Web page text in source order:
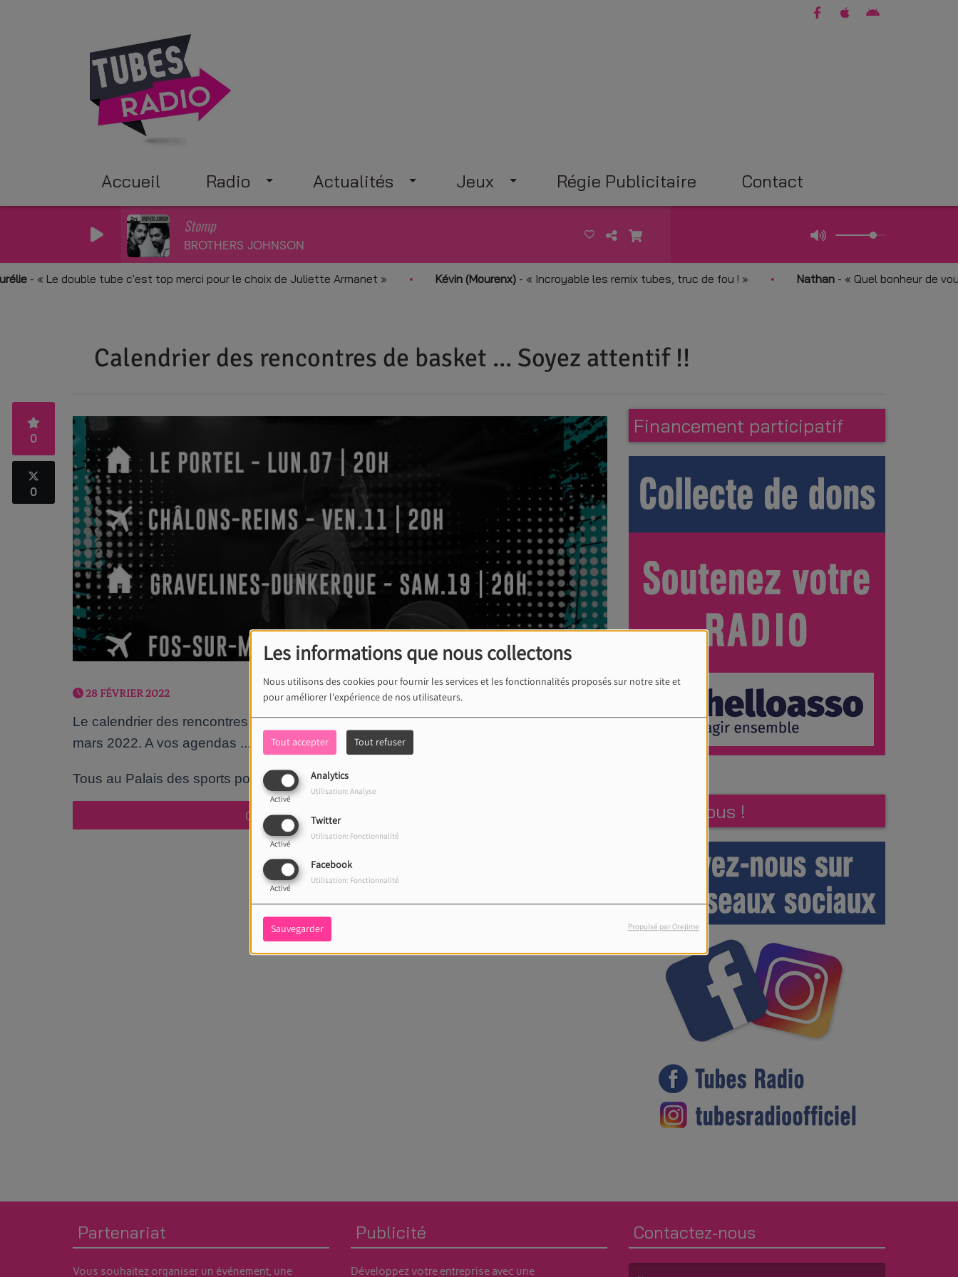
Les informations que nous collectons
Nous utilisons des cookies pour fournir les services et les fonctionnalités proposés sur notre site et
pour améliorer l'expérience de nos utilisateurs.
Tout accepter Tout refuser
Analytics
Activé
Utilisation: Analyse
Twitter
Activé
Utilisation: Fonctionnalité
Facebook
Activé
Utilisation: Fonctionnalité
Sauvegarder Propulsé par Orejime
Accueil Radio Actualités Jeux Régie Publicitaire Contact
Stomp
BROTHERS JOHNSON
Le double tube c'est top merci pour le choix de Juliette Armanet Kévin (Mourenx)- Incroyable les remix tubes, truc de fou ! Nathan- Quel bonheur de vous
Calendrier des rencontres de basket ... Soyez attentif !!
0
0
28 FÉVRIER 2022
Le calendrier des rencontres de l'Elan Béarnais Pau-Lacq-Orthez pour ce mois de
mars 2022. A vos agendas ...
Tous au Palais des sports pour encourager nos béarnais !!
Financement participatif
Suivez-nous !
Partenariat
Vous souhaitez organiser un événement, une
Publicité
Développez votre entreprise avec une
Contactez-nous